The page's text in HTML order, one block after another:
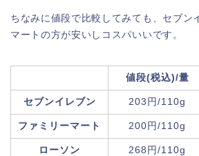
ちなみに値段で比較してみても、セブン
マートの方が安いしコスパいいです。
値段(税込)/量
セブンイレブン 203円/110g
ファミリーマート 200円/110g
ローソン 268円/110g